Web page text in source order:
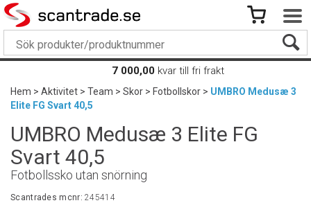
7 000,00 kvar till fri frakt
Hem>Aktivitet>Team>Skor>Fotbollskor>UMBRO Medusæ 3
Elite FG Svart 40,5
UMBRO Medusæ 3 Elite FG
Svart 40,5
Fotbollssko utan snörning
Scantrades mcnr:245414